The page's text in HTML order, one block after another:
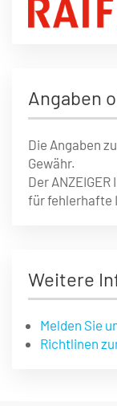
Angaben
Die Angaben
Gewähr.
Der
für fehlerhafte
Weitere
Melden Sie
Richtlinen